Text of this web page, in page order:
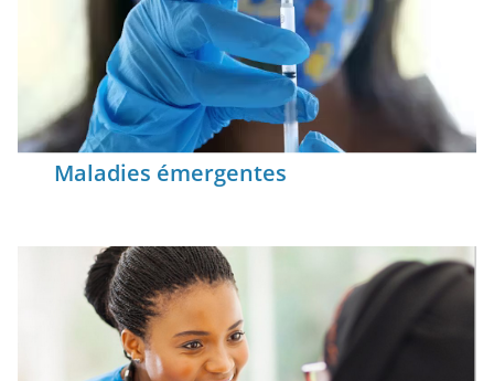
Maladies émergentes